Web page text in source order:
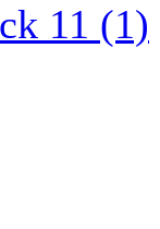
11 (1)